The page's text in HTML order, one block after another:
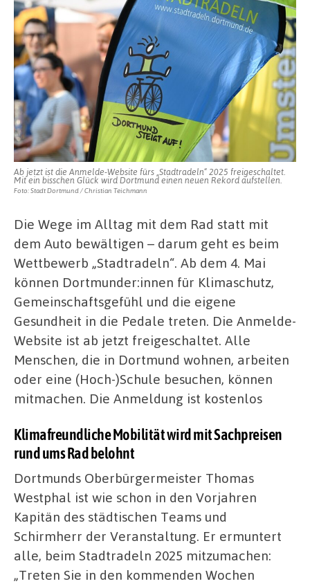
Teamgeist:
Das
„Stadtradeln“
Ab jetzt ist die Anmelde-Website fürs „Stadtradeln“ 2025 freigeschaltet.
Mit ein bisschen Glück wird Dortmund einen neuen Rekord aufstellen.
Foto: Stadt Dortmund / Christian Teichmann
Die Wege im Alltag mit dem Rad statt mit
dem Auto bewältigen – darum geht es beim
Wettbewerb „Stadtradeln“. Ab dem 4. Mai
können Dortmunder:innen für Klimaschutz,
Gemeinschaftsgefühl und die eigene
Gesundheit in die Pedale treten. Die Anmelde-
Website ist ab jetzt freigeschaltet. Alle
Menschen, die in Dortmund wohnen, arbeiten
oder eine (Hoch-)Schule besuchen, können
mitmachen. Die Anmeldung ist kostenlos
Klimafreundliche Mobilität wird mit Sachpreisen
rund ums Rad belohnt
Dortmunds Oberbürgermeister Thomas
Westphal ist wie schon in den Vorjahren
Kapitän des städtischen Teams und
Schirmherr der Veranstaltung. Er ermuntert
alle, beim Stadtradeln 2025 mitzumachen:
„Treten Sie in den kommenden Wochen